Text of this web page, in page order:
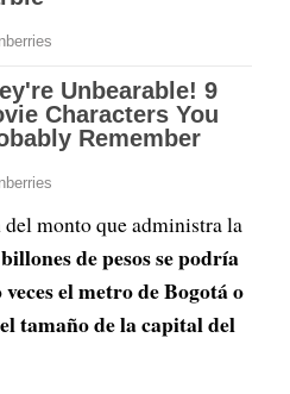
monto que administra la
de pesos se podría
el metro de Bogotá o
tamaño de la capital del